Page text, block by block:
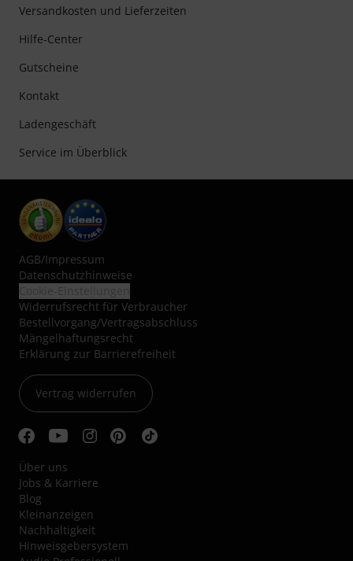
Versandkosten und Lieferzeiten
Hilfe-Center
Gutscheine
Kontakt
Ladengeschäft
Service im Überblick
AGB/Impressum
Datenschutzhinweise
Widerrufsrecht für Verbraucher
Bestellvorgang/Vertragsabschluss
Mängelhaftungsrecht
Erklärung zur Barrierefreiheit
Vertrag widerrufen
Über uns
Jobs & Karriere
Blog
Kleinanzeigen
Nachhaltigkeit
Hinweisgebersystem